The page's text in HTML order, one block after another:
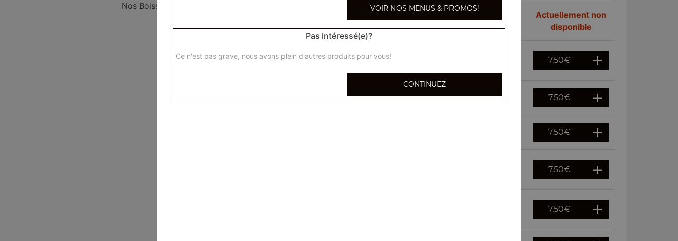
Nos Boissons
Nem dans galette de brick, fait maison
Actuellement non
disponible
Ravioli frit 5 pcs 7.50€
7.50€
7.50€
7.50€
7.50€
VOIR NOS MENUS & PROMOS!
Pas intéressé(e)?
Ce n'est pas grave, nous avons plein d'autres produits pour vous!
CONTINUEZ